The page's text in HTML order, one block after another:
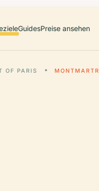
GuidesPreise ansehen
OF PARIS